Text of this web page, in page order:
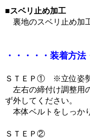
■スベリ止め加工
裏地のスベリ止め加
・・・・・装着方法
ＳＴＥＰ① ※立位姿
左右の締付け調整用
ず外してください。
本体ベルトをしっか
ＳＴＥＰ②